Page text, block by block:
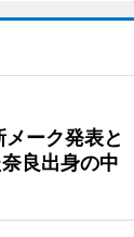
ーク発表と
良出身の中